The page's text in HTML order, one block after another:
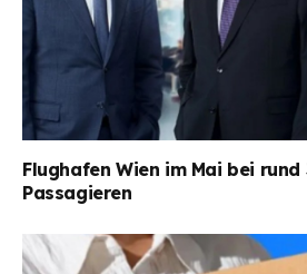
Flughafen Wien im Mai bei rund
Passagieren